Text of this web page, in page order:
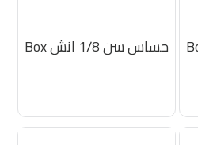
حساس سن 1/8 انش Box